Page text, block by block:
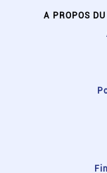
A PROPOS